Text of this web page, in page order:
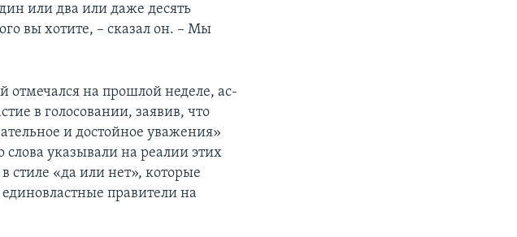
или два или даже десять
вы хотите, – сказал он. – Мы
на прошлой неделе, ас-
в голосовании, заявив, что
и достойное уважения»
указывали на реалии этих
«да или нет», которые
правители на